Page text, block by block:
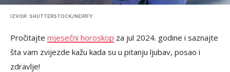
IZVOR: SHUTTERSTOCK/NEIRFY
Pročitajte mjesečni horoskop za jul 2024. godine i saznajte
šta vam zvijezde kažu kada su u pitanju ljubav, posao i
zdravlje!